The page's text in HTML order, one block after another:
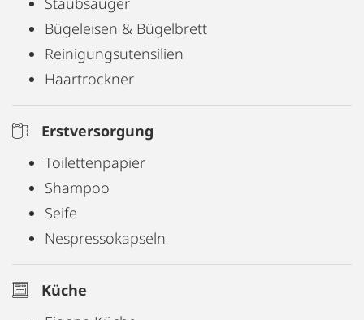
Bügeleisen & Bügelbrett
Reinigungsutensilien
Haartrockner
Erstversorgung
Toilettenpapier
Shampoo
Seife
Nespressokapseln
Küche